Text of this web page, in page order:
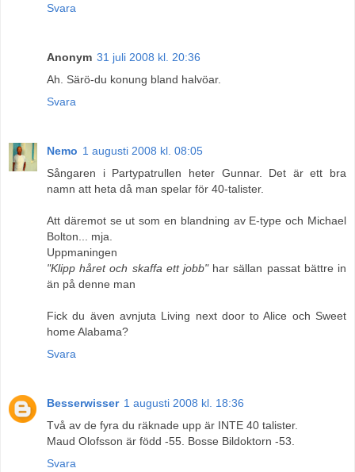
Svara
Anonym 31 juli 2008 kl. 20:36
Ah. Särö-du konung bland halvöar.
Svara
Nemo 1 augusti 2008 kl. 08:05
Sångaren i Partypatrullen heter Gunnar. Det är ett bra
namn att heta då man spelar för 40-talister.
Att däremot se ut som en blandning av E-type och Michael
Bolton... mja.
Uppmaningen
"Klipp håret och skaffa ett jobb" har sällan passat bättre in
än på denne man
Fick du även avnjuta Living next door to Alice och Sweet
home Alabama?
Svara
Besserwisser 1 augusti 2008 kl. 18:36
Två av de fyra du räknade upp är INTE 40 talister.
Maud Olofsson är född -55. Bosse Bildoktorn -53.
Svara